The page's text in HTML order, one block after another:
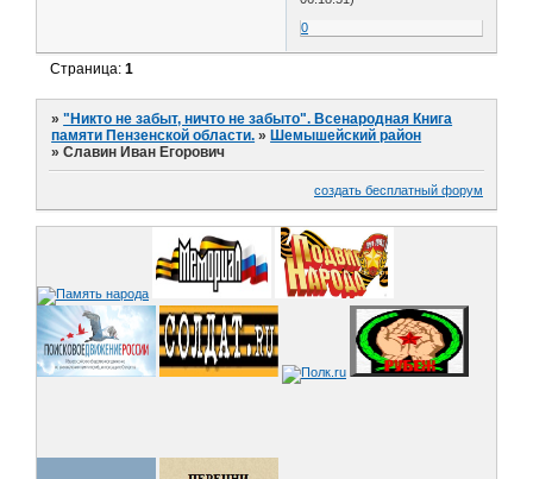
0
Страница:1
»"Никто не забыт, ничто не забыто". Всенародная Книга
памяти Пензенской области. » Шемышейский район
»Славин Иван Егорович
создать бесплатный форум